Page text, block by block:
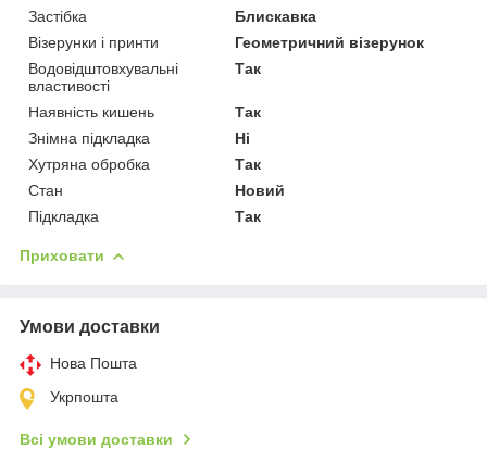
Застібка
Блискавка
Візерунки і принти
Геометричний візерунок
Водовідштовхувальні
властивості
Так
Наявність кишень
Так
Знімна підкладка
Ні
Хутряна обробка
Так
Стан
Новий
Підкладка
Так
Приховати
Умови доставки
Нова Пошта
Укрпошта
Всі умови доставки